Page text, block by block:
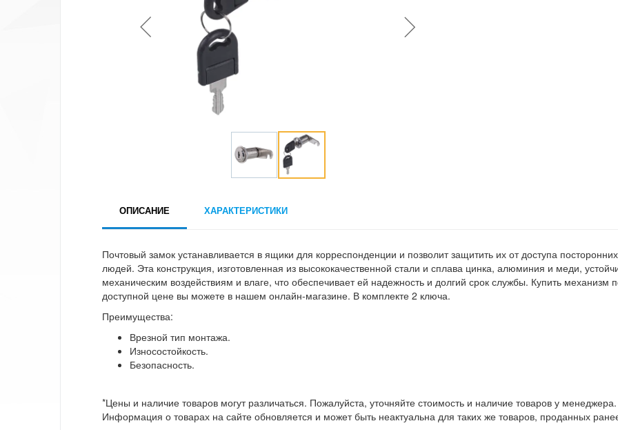
ОПИСАНИЕ ХАРАКТЕРИСТИКИ
Почтовый замок устанавливается в ящики для корреспонденции и позволит защитить их от доступа посторонних
людей. Эта конструкция, изготовленная из высококачественной стали и сплава цинка, алюминия и меди,
механическим воздействиям и влаге, что обеспечивает ей надежность и долгий срок службы. Купить механизм
доступной цене вы можете в нашем онлайн-магазине. В комплекте 2 ключа.
Преимущества:
Врезной тип монтажа.
Износостойкость.
Безопасность.
*Цены и наличие товаров могут различаться. Пожалуйста, уточняйте стоимость и наличие товаров у менеджера.
Информация о товарах на сайте обновляется и может быть неактуальна для таких же товаров, проданных